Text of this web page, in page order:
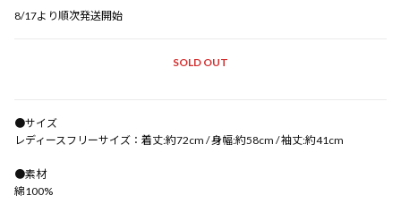
8/17より順次発送開始
SOLD OUT
●サイズ
レディースフリーサイズ：着丈:約72cm / 身幅:約58cm / 袖丈:約41cm
●素材
綿100%